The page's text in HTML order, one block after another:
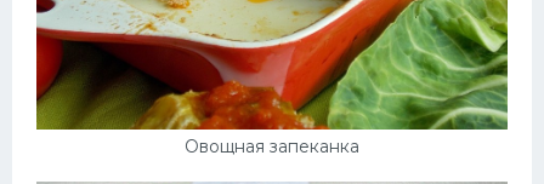
Овощная запеканка